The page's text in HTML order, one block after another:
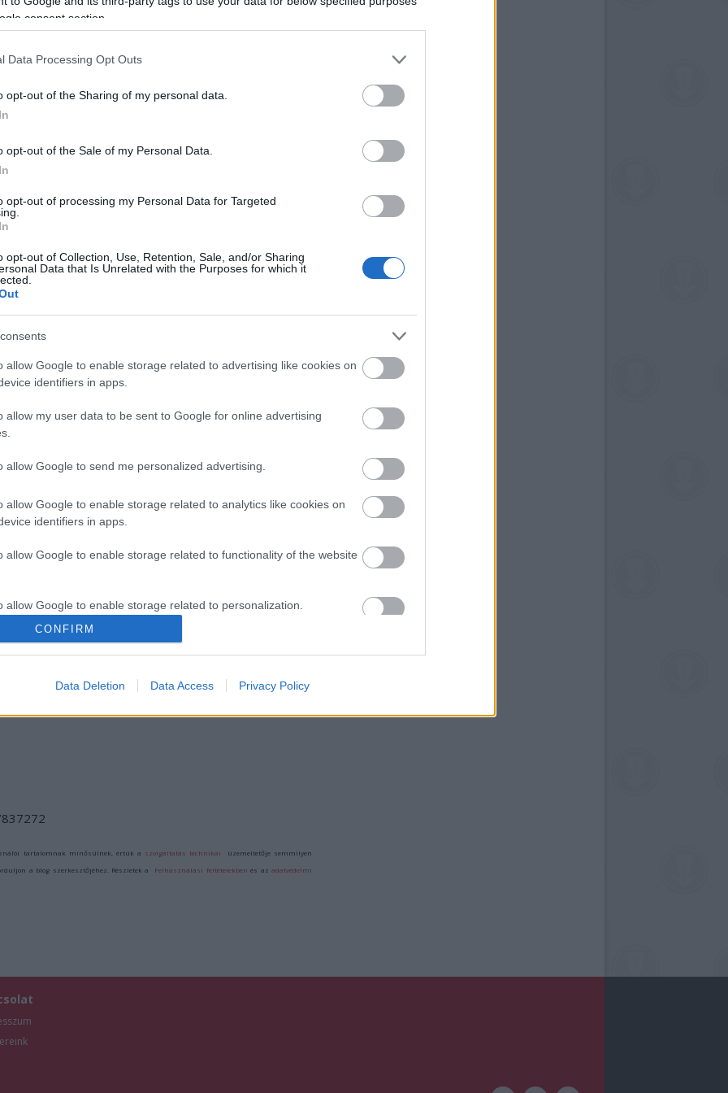
consent section.
Data Processing Opt Outs
opt-out of the Sharing of my personal data.
opt-out of the Sale of my Personal Data.
opt-out of processing my Personal Data for Targeted
opt-out of Collection, Use, Retention, Sale, and/or Sharing
Data that Is Unrelated with the Purposes for which it
allow Google to enable storage related to advertising like cookies on
identifiers in apps.
allow my user data to be sent to Google for online advertising
allow Google to send me personalized advertising.
allow Google to enable storage related to analytics like cookies on
identifiers in apps.
allow Google to enable storage related to functionality of the website
allow Google to enable storage related to personalization.
allow Google to enable storage related to security, including
functionality and fraud prevention, and other user protection.
CONFIRM
Data Deletion Data Access Privacy Policy
Az életben maradottaknak is maradandó
és testi sérüléseket, súlyos szenvedésekkel járó
elkövető, erőszaktevő katonái.
érzékenységét is sérti, hogy a mai
a Szabadság tér ad otthont egy II.
magyar nők tízezreinek szóló egyfajta
kötelékében szolgálatot teljesítő, s a
katonák valódi megbecsülése, valamint a
megőrzése érdekében, kértem, Göncz Kinga
az említett emlékmű áthelyezése
érdeke azt kívánja, hogy megszűnjenek a
elleni atrocitások, kezdeményezze a
új, méltó helyszínre történő átszállítását.
áthelyezésével a kormány végre elégtételt
a mindennapok békéjét az élőknek, és a
halottainak.
emléknapja.
a II. világháború és a kommunista
tartalomnak minősülnek, értük a szolgáltatás technikai üzemeltetője semmilyen
a blog szerkesztőjéhez. Részletek a Felhasználási feltételekben és azadatvédelmi